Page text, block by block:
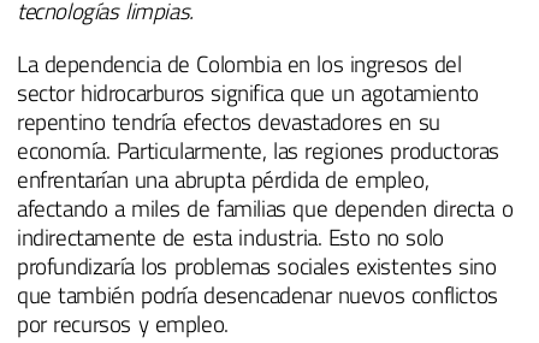
tecnologías limpias.
La dependencia de Colombia en los ingresos del
sector hidrocarburos significa que un agotamiento
repentino tendría efectos devastadores en su
economía. Particularmente, las regiones productoras
enfrentarían una abrupta pérdida de empleo,
afectando a miles de familias que dependen directa o
indirectamente de esta industria. Esto no solo
profundizaría los problemas sociales existentes sino
que también podría desencadenar nuevos conflictos
por recursos y empleo.